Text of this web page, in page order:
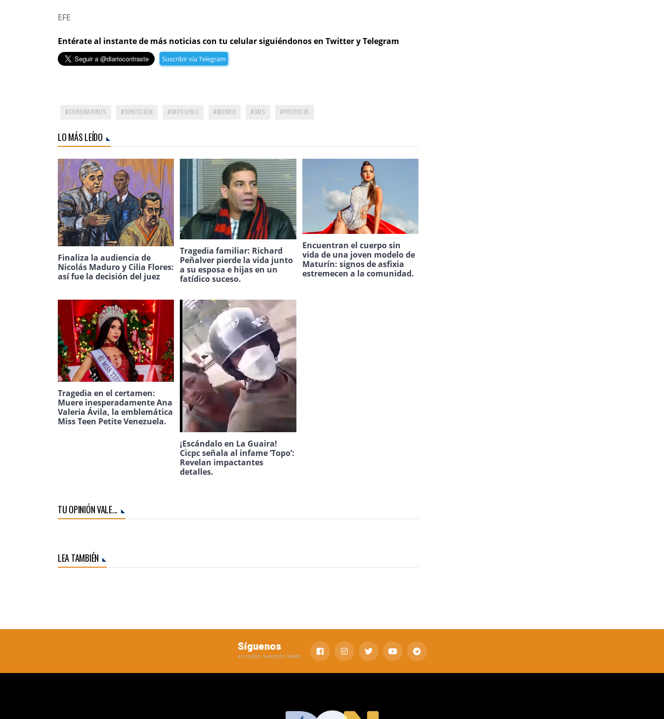
EFE
Entérate al instante de más noticias con tu celular siguiéndonos en Twitter y Telegram
Suscribir vía Telegram
CORONAVIRUS DIRECCIÓN IMPOSIBLE MUNDO OMS PREDECIR
LO MÁS LEÍDO
Finaliza la audiencia de
Nicolás Maduro y Cilia Flores:
así fue la decisión del juez
Tragedia familiar: Richard
Peñalver pierde la vida junto
a su esposa e hijas en un
fatídico suceso.
Encuentran el cuerpo sin
vida de una joven modelo de
Maturín: signos de asfixia
estremecen a la comunidad.
Tragedia en el certamen:
Muere inesperadamente Ana
Valeria Ávila, la emblemática
Miss Teen Petite Venezuela.
¡Escándalo en La Guaira!
Cicpc señala al infame ‘Topo’:
Revelan impactantes
detalles.
TU OPINIÓN VALE...
LEA TAMBIÉN
Síguenos
en todas nuestras redes